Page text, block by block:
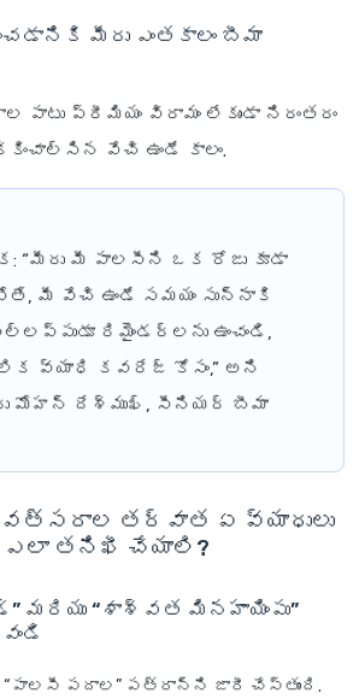
మీరు ఎంతకాలం బీమా
పాటు ప్రీమియం విరామం లేకుండా నిరంతరం
వేచి ఉండే కాలం.
: “మీరు మీ పాలసీని ఒక రోజు కూడా
మీ వేచి ఉండే సమయం సున్నాకి
రిమైండర్‌లను ఉంచండి,
వ్యాధి కవరేజ్ కోసం,” అని
మోహన్ దేశ్‌ముఖ్, సీనియర్ బీమా
తర్వాత ఏ వ్యాధులు
ఎలా తనిఖీ చేయాలి?
మరియు “శాశ్వత మినహాయింపు”
పదాల” పత్రాన్ని జారీ చేస్తుంది.